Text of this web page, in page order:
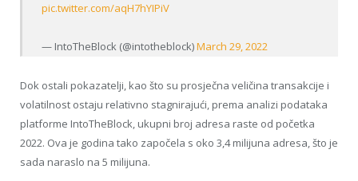
pic.twitter.com/aqH7hYIPiV
— IntoTheBlock (@intotheblock)March 29, 2022
Dok ostali pokazatelji, kao što su prosječna veličina transakcije i
volatilnost ostaju relativno stagnirajući, prema analizi podataka
platforme IntoTheBlock, ukupni broj adresa raste od početka
2022. Ova je godina tako započela s oko 3,4 milijuna adresa, što je
sada naraslo na 5 milijuna.